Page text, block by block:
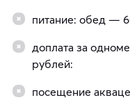
питание: обед —
доплата за
рублей:
посещение